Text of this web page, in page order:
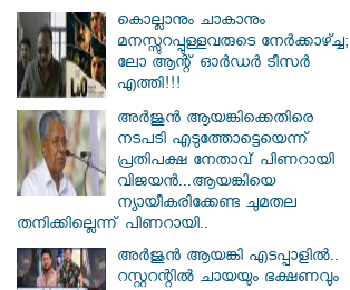
കൊല്ലാനും ചാകാനും
മനസ്സുറപ്പുള്ളവരുടെ നേർക്കാഴ്ച്ച;
ലോ ആന്റ് ഓർഡർ ടീസർ
എത്തി!!!
അർജുൻ ആയങ്കിക്കെതിരെ
നടപടി എടുത്തോട്ടെയെന്ന്
പ്രതിപക്ഷ നേതാവ് പിണറായി
വിജയൻ...ആയങ്കിയെ
ന്യായീകരിക്കേണ്ട ചുമതല
തനിക്കില്ലെന്ന് പിണറായി..
അർജുൻ ആയങ്കി എടപ്പാളിൽ..
റസ്റ്ററന്റിൽ ചായയും ഭക്ഷണവും